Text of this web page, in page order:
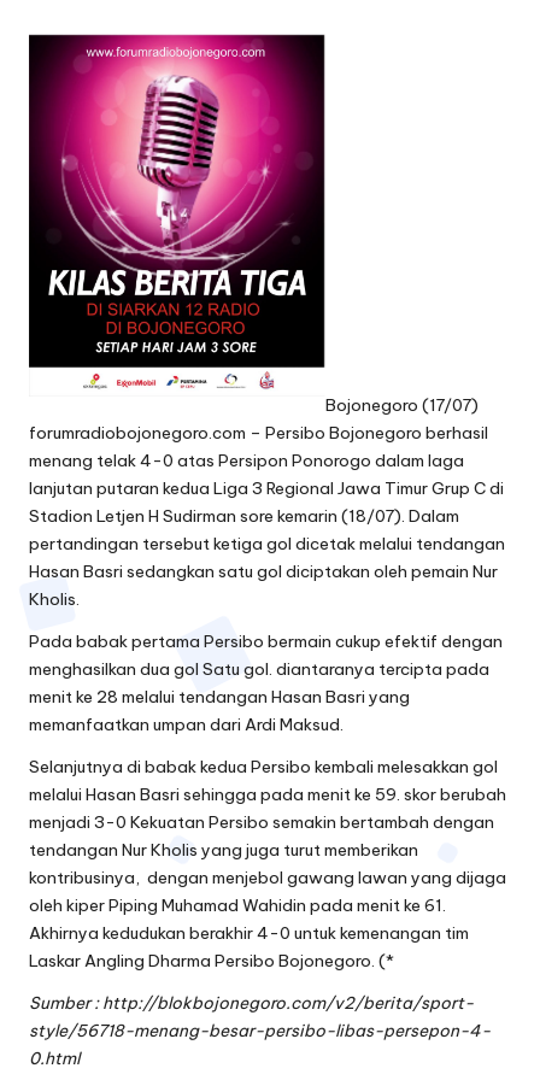
Bojonegoro (17/07)
forumradiobojonegoro.com – Persibo Bojonegoro berhasil
menang telak 4-0 atas Persipon Ponorogo dalam laga
lanjutan putaran kedua Liga 3 Regional Jawa Timur Grup C di
Stadion Letjen H Sudirman sore kemarin (18/07). Dalam
pertandingan tersebut ketiga gol dicetak melalui tendangan
Hasan Basri sedangkan satu gol diciptakan oleh pemain Nur
Kholis.
Pada babak pertama Persibo bermain cukup efektif dengan
menghasilkan dua gol Satu gol. diantaranya tercipta pada
menit ke 28 melalui tendangan Hasan Basri yang
memanfaatkan umpan dari Ardi Maksud.
Selanjutnya di babak kedua Persibo kembali melesakkan gol
melalui Hasan Basri sehingga pada menit ke 59. skor berubah
menjadi 3-0 Kekuatan Persibo semakin bertambah dengan
tendangan Nur Kholis yang juga turut memberikan
kontribusinya, dengan menjebol gawang lawan yang dijaga
oleh kiper Piping Muhamad Wahidin pada menit ke 61.
Akhirnya kedudukan berakhir 4-0 untuk kemenangan tim
Laskar Angling Dharma Persibo Bojonegoro. (*
Sumber : http://blokbojonegoro.com/v2/berita/sport-
style/56718-menang-besar-persibo-libas-persepon-4-
0.html